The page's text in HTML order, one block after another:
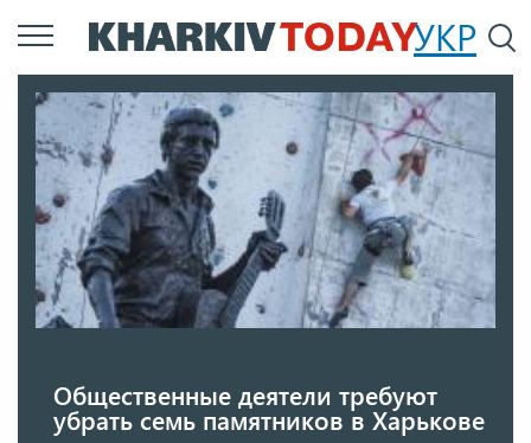
Перейти
к
содержанию
УКР
Общественные деятели требуют
убрать семь памятников в Харькове